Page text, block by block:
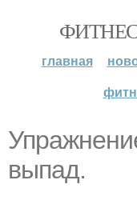
главная
выпад.